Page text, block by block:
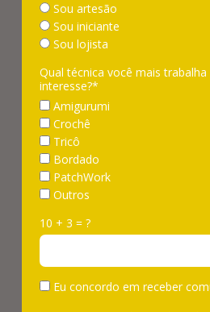
Sou artesão
Sou iniciante
Sou lojista
Qual técnica você mais
interesse?*
Amigurumi
Crochê
Tricô
Bordado
PatchWork
Outros
10 + 3 = ?
Eu concordo em receber